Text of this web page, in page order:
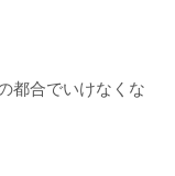
都合でいけなくな